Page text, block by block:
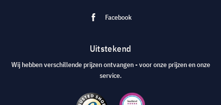
Facebook
Uitstekend
Wij hebben verschillende prijzen ontvangen - voor onze prijzen en onze
service.